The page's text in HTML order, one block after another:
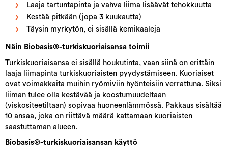
Laaja tartuntapinta ja vahva liima lisäävät tehokkuutta
Kestää pitkään (jopa 3 kuukautta)
Täysin myrkytön, ei sisällä kemikaaleja
Näin Biobasis®-turkiskuoriaisansa toimii
Turkiskuoriaisansa ei sisällä houkutinta, vaan siinä on erittäin
laaja liimapinta turkiskuoriaisten pyydystämiseen. Kuoriaiset
ovat voimakkaita muihin ryömiviin hyönteisiin verrattuna. Siksi
liiman tulee olla kestävää ja koostumuudeltaan
(viskositeetiltaan) sopivaa huoneenlämmössä. Pakkaus sisältää
10 ansaa, joka on riittävä määrä kattamaan kuoriaisten
saastuttaman alueen.
Biobasis®-turkiskuoriaisansan käyttö